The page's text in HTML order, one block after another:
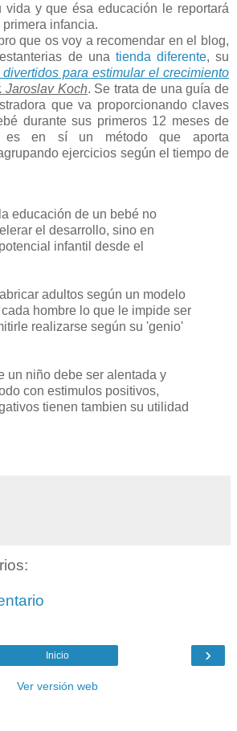
vida y que ésa educación le reportará
infancia.
que os voy a recomendar en el blog,
de una tienda diferente, su
para estimular el crecimiento
Jaroslav Koch. Se trata de una guía de
que va proporcionando claves
durante sus primeros 12 meses de
es en sí un método que aporta
ejercicios según el tiempo de
educación de un bebé no
el desarrollo, sino en
infantil desde el
adultos según un modelo
hombre lo que le impide ser
realizarse según su 'genio'
un niño debe ser alentada y
con estimulos positivos,
tienen tambien su utilidad
›
Inicio
Ver versión web